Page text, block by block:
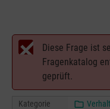
Diese Frage ist
Fragenkatalog
geprüft.
Kategorie